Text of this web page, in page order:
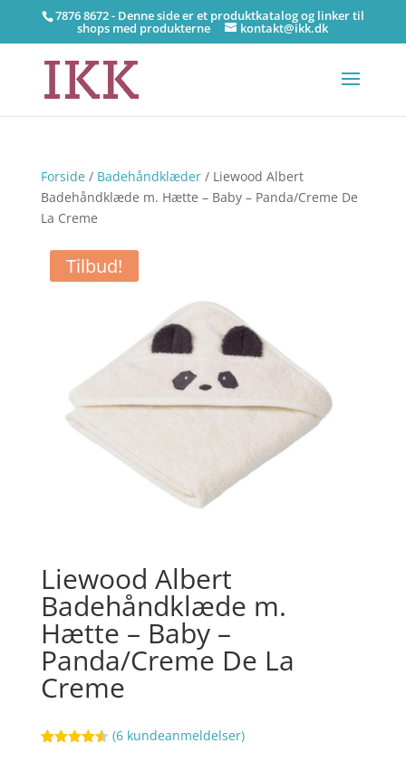
7876 8672 - Denne side er et produktkatalog og linker til
shops med produkterne kontakt@ikk.dk
Forside/ Badehåndklæder/ Liewood Albert
Badehåndklæde m. Hætte – Baby – Panda/Creme De
La Creme
Tilbud!
Liewood Albert
Badehåndklæde m.
Hætte – Baby –
Panda/Creme De La
Creme
(6 kundeanmeldelser)